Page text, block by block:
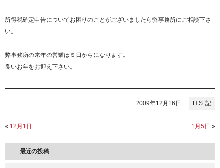
所得税確定申告についてお困りのことがございましたら弊事務所にご相談下さ
い。
弊事務所の来年の営業は５日からになります。
良いお年をお迎え下さい。
H.S
2009年12月16日
« 12月1日 1月5日 »
最近の投稿